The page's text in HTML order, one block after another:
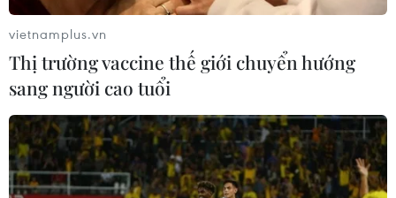
vietnamplus.vn
Thị trường vaccine thế giới chuyển hướng
sang người cao tuổi